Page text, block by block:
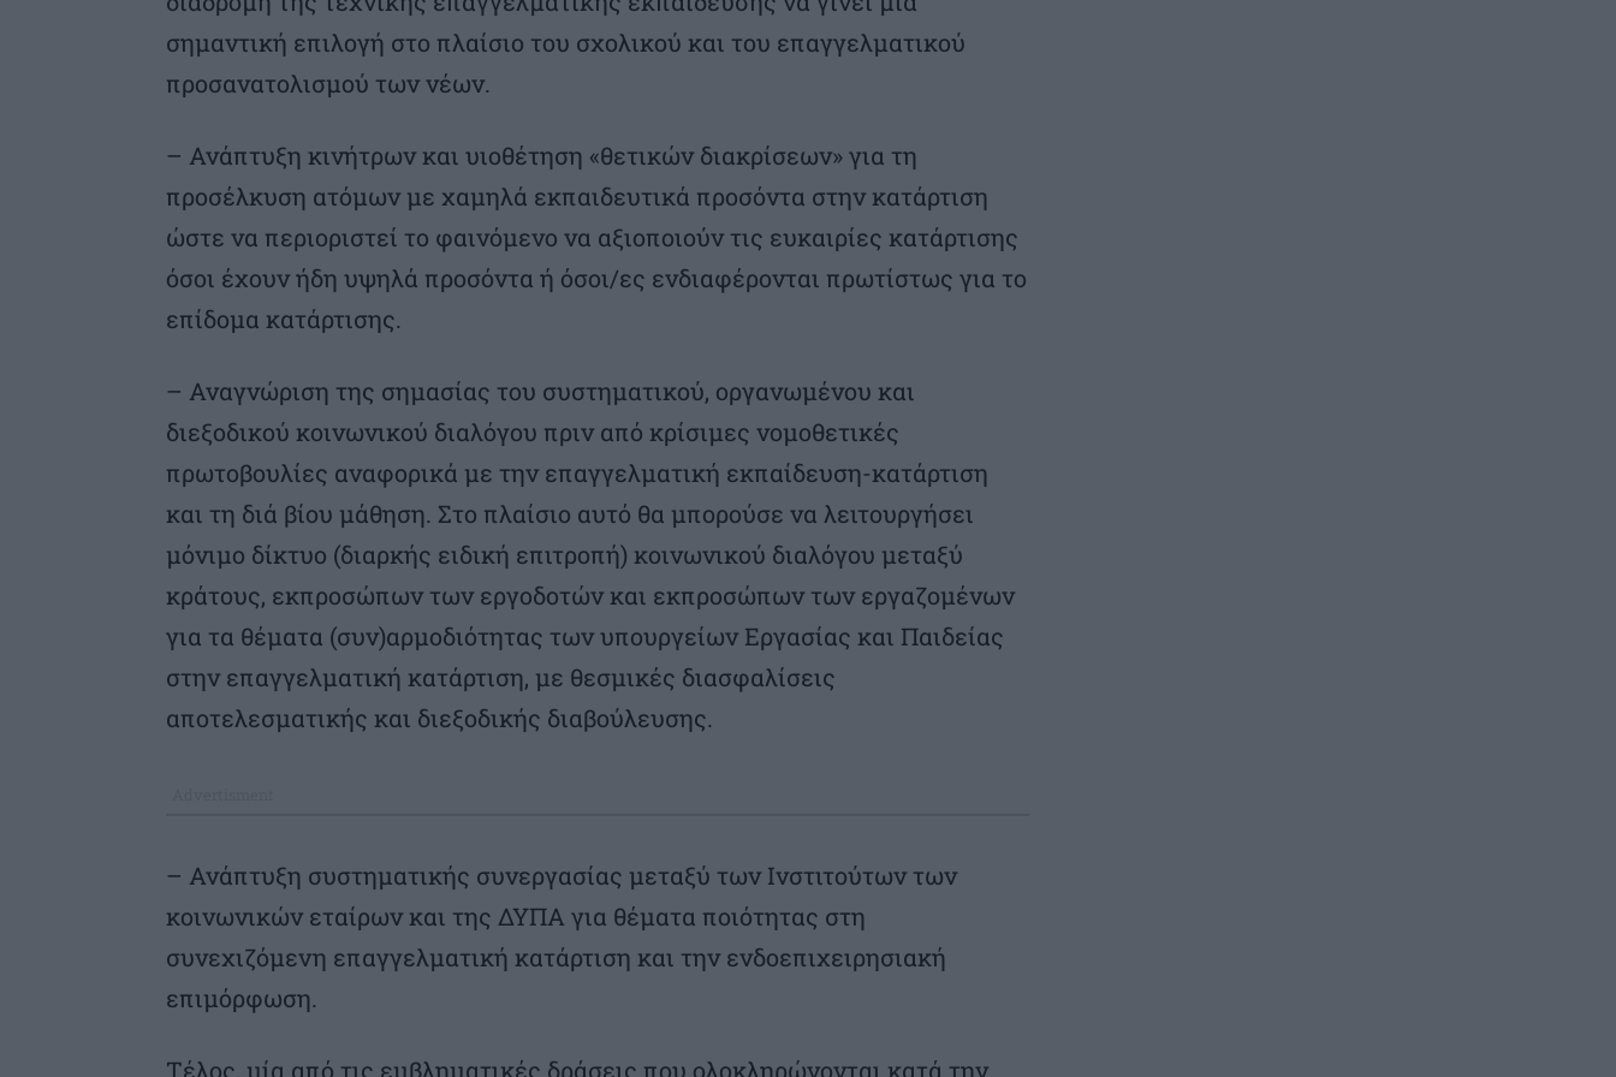
σημαντική επιλογή στο πλαίσιο του σχολικού και του επαγγελματικού
προσανατολισμού των νέων.
– Ανάπτυξη κινήτρων και υιοθέτηση «θετικών διακρίσεων» για τη
προσέλκυση ατόμων με χαμηλά εκπαιδευτικά προσόντα στην κατάρτιση
ώστε να περιοριστεί το φαινόμενο να αξιοποιούν τις ευκαιρίες κατάρτισης
όσοι έχουν ήδη υψηλά προσόντα ή όσοι/ες ενδιαφέρονται πρωτίστως για το
επίδομα κατάρτισης.
– Αναγνώριση της σημασίας του συστηματικού, οργανωμένου και
διεξοδικού κοινωνικού διαλόγου πριν από κρίσιμες νομοθετικές
πρωτοβουλίες αναφορικά με την επαγγελματική εκπαίδευση-κατάρτιση
και τη διά βίου μάθηση. Στο πλαίσιο αυτό θα μπορούσε να λειτουργήσει
μόνιμο δίκτυο (διαρκής ειδική επιτροπή) κοινωνικού διαλόγου μεταξύ
κράτους, εκπροσώπων των εργοδοτών και εκπροσώπων των εργαζομένων
για τα θέματα (συν)αρμοδιότητας των υπουργείων Εργασίας και Παιδείας
στην επαγγελματική κατάρτιση, με θεσμικές διασφαλίσεις
αποτελεσματικής και διεξοδικής διαβούλευσης.
– Ανάπτυξη συστηματικής συνεργασίας μεταξύ των Ινστιτούτων των
κοινωνικών εταίρων και της ΔΥΠΑ για θέματα ποιότητας στη
συνεχιζόμενη επαγγελματική κατάρτιση και την ενδοεπιχειρησιακή
επιμόρφωση.
Τέλος, μία από τις εμβληματικές δράσεις που ολοκληρώνονται κατά την